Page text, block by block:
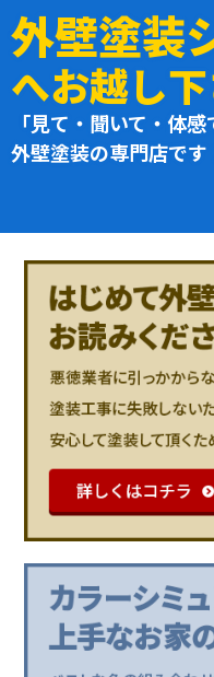
外壁塗装
へお越し
「見て・聞いて・体
外壁塗装の専門店です